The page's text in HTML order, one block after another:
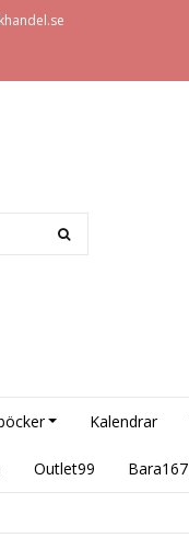
Kalendrar
Outlet99 Bara167